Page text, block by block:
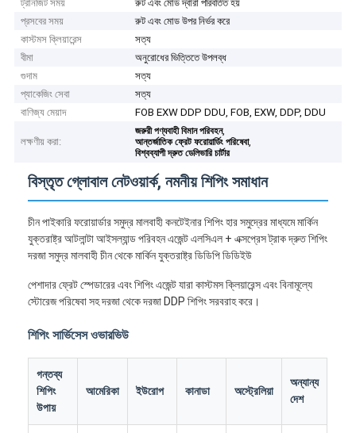
ট্রানজিট সময়
রুট এবং মোড দ্বারা পরিবর্তিত হয়
প্রসবের সময়
রুট এবং মোড উপর নির্ভর করে
কাস্টমস ক্লিয়ারেন্স
সত্য
বীমা
অনুরোধের ভিত্তিতে উপলব্ধ
গুদাম
সত্য
প্যাকেজিং সেবা
সত্য
বাণিজ্য মেয়াদ
FOB EXW DDP DDU, FOB, EXW, DDP, DDU
লক্ষণীয় করা:
জরুরী পণ্যবাহী বিমান পরিবহন,
আন্তর্জাতিক ফ্রেট ফরোয়ার্ডিং পরিষেবা,
বিশ্বব্যাপী দ্রুত ডেলিভারি চার্টার
বিস্তৃত গ্লোবাল নেটওয়ার্ক, নমনীয় শিপিং সমাধান
চীন পাইকারি ফরোয়ার্ডার সমুদ্র মালবাহী কনটেইনার শিপিং হার সমুদ্রের মাধ্যমে মার্কিন
যুক্তরাষ্ট্র আটলান্টা আইসল্যান্ড পরিবহন এজেন্ট এলসিএল + এক্সপ্রেস ট্রাক দ্রুত শিপিং
দরজা সমুদ্র মালবাহী চীন থেকে মার্কিন যুক্তরাষ্ট্র ডিডিপি ডিডিইউ
পেশাদার ফ্রেট স্পেডারের এবং শিপিং এজেন্ট যারা কাস্টমস ক্লিয়ারেন্স এবং বিনামূল্যে
স্টোরেজ পরিষেবা সহ দরজা থেকে দরজা DDP শিপিং সরবরাহ করে।
শিপিং সার্ভিসেস ওভারভিউ
গন্তব্য
শিপিং
উপায়
আমেরিকা ইউরোপ কানাডা অস্ট্রেলিয়া
অন্যান্য
দেশ